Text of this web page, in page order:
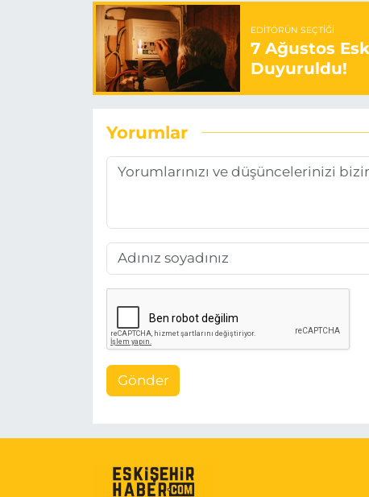
EDITÖRÜN SEÇTIĞI
7 Ağustos
Duyuruldu!
Yorumlar
Gönder